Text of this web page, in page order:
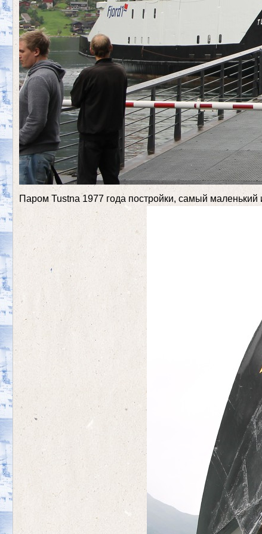
Паром Tustna 1977 года постройки, самый маленький